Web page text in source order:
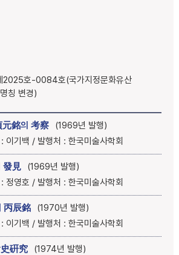
2025호-0084호(국가지정문화유산
칭 변경)
銘의 考察
(1969년 발행)
이기백 / 발행처 : 한국미술사학회
發見
(1969년 발행)
정영호 / 발행처 : 한국미술사학회
丙辰銘
(1970년 발행)
이기백 / 발행처 : 한국미술사학회
硏究
(1974년 발행)